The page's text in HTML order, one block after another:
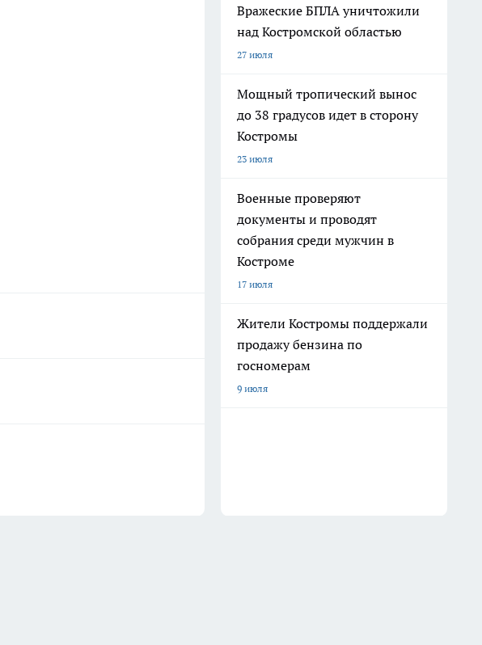
Вражеские БПЛА уничтожили
над Костромской областью
27 июля
Мощный тропический вынос
до 38 градусов идет в сторону
Костромы
23 июля
Военные проверяют
документы и проводят
собрания среди мужчин в
Костроме
17 июля
Жители Костромы поддержали
продажу бензина по
госномерам
9 июля